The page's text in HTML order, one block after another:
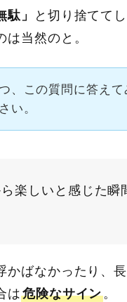
駄」
と切り捨ててし
当然のと。
、この質問に答えて
い。
ら楽しいと感じた瞬
かばなかったり、
は危険なサイン。